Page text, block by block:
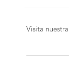
Visita